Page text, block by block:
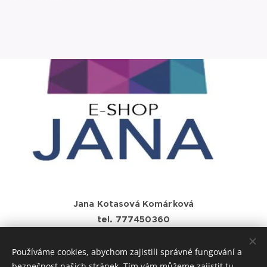
Jana Kotasová Komárková
tel. 777450360
Používáme cookies, abychom zajistili správné fungování a